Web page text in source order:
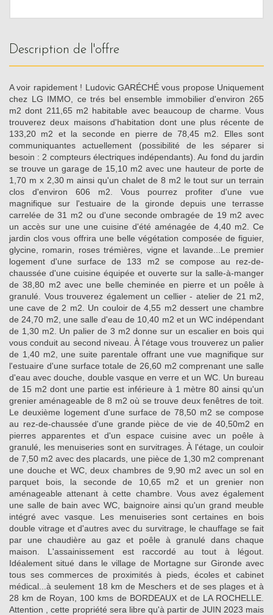
description de l'offre
A voir rapidement ! Ludovic GARÉCHÉ vous propose Uniquement
chez LG IMMO, ce trés bel ensemble immobilier d'environ 265
m2 dont 211,65 m2 habitable avec beaucoup de charme. Vous
trouverez deux maisons d'habitation dont une plus récente de
133,20 m2 et la seconde en pierre de 78,45 m2. Elles sont
communiquantes actuellement (possibilité de les séparer si
besoin : 2 compteurs électriques indépendants). Au fond du jardin
se trouve un garage de 15,10 m2 avec une hauteur de porte de
1,70 m x 2,30 m ainsi qu'un chalet de 8 m2 le tout sur un terrain
clos d'environ 606 m2. Vous pourrez profiter d'une vue
magnifique sur l'estuaire de la gironde depuis une terrasse
carrelée de 31 m2 ou d'une seconde ombragée de 19 m2 avec
un accès sur une une cuisine d'été aménagée de 4,40 m2. Ce
jardin clos vous offrira une belle végétation composée de figuier,
glycine, romarin, roses trémières, vigne et lavande...Le premier
logement d'une surface de 133 m2 se compose au rez-de-
chaussée d'une cuisine équipée et ouverte sur la salle-à-manger
de 38,80 m2 avec une belle cheminée en pierre et un poêle à
granulé. Vous trouverez également un cellier - atelier de 21 m2,
une cave de 2 m2. Un couloir de 4,55 m2 dessert une chambre
de 24,70 m2, une salle d'eau de 10,40 m2 et un WC indépendant
de 1,30 m2. Un palier de 3 m2 donne sur un escalier en bois qui
vous conduit au second niveau. À l'étage vous trouverez un palier
de 1,40 m2, une suite parentale offrant une vue magnifique sur
l'estuaire d'une surface totale de 26,60 m2 comprenant une salle
d'eau avec douche, double vasque en verre et un WC. Un bureau
de 15 m2 dont une partie est inférieure à 1 mètre 80 ainsi qu'un
grenier aménageable de 8 m2 où se trouve deux fenêtres de toit.
Le deuxième logement d'une surface de 78,50 m2 se compose
au rez-de-chaussée d'une grande pièce de vie de 40,50m2 en
pierres apparentes et d'un espace cuisine avec un poêle à
granulé, les menuiseries sont en survitrages. À l'étage, un couloir
de 7,50 m2 avec des placards, une pièce de 1,30 m2 comprenant
une douche et WC, deux chambres de 9,90 m2 avec un sol en
parquet bois, la seconde de 10,65 m2 et un grenier non
aménageable attenant à cette chambre. Vous avez également
une salle de bain avec WC, baignoire ainsi qu'un grand meuble
intégré avec vasque. Les menuiseries sont certaines en bois
double vitrage et d'autres avec du survitrage, le chauffage se fait
par une chaudière au gaz et poêle à granulé dans chaque
maison. L'assainissement est raccordé au tout à légout.
Idéalement situé dans le village de Mortagne sur Gironde avec
tous ses commerces de proximités à pieds, écoles et cabinet
médical...à seulement 18 km de Meschers et de ses plages et à
28 km de Royan, 100 kms de BORDEAUX et de LA ROCHELLE.
Attention , cette propriété sera libre qu'à partir de JUIN 2023 mais